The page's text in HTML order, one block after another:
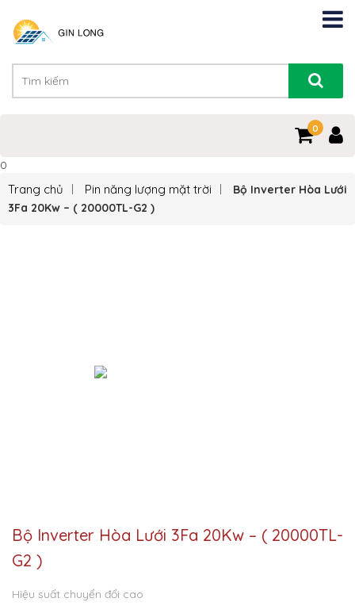
0
0
Trang chủ Pin năng lượng mặt trời
Bộ Inverter Hòa Lưới
3Fa 20Kw – ( 20000TL-G2 )
Bộ Inverter Hòa Lưới 3Fa 20Kw – ( 20000TL-
G2 )
Hiệu suất chuyển đổi cao